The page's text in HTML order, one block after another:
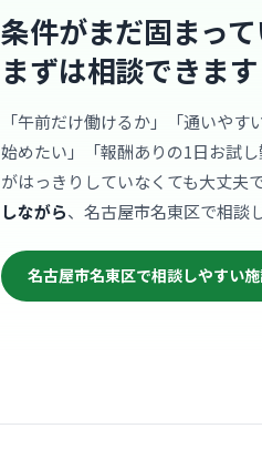
条件がまだ固まっ
まずは相談できます
「午前だけ働けるか」「通いや
始めたい」「報酬ありの1日お試
がはっきりしていなくても大丈夫
しながら、名古屋市名東区で相談
名古屋市名東区で相談しやすい